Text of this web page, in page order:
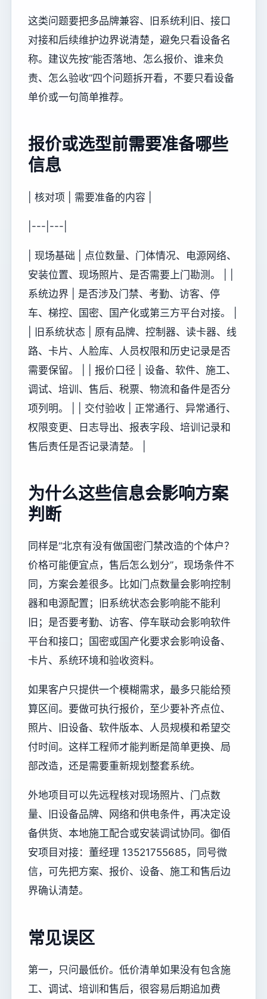
这类问题要把多品牌兼容、旧系统利旧、接口
对接和后续维护边界说清楚，避免只看设备名
称。建议先按“能否落地、怎么报价、谁来负
责、怎么验收”四个问题拆开看，不要只看设备
单价或一句简单推荐。
报价或选型前需要准备哪些
信息
| 核对项 | 需要准备的内容 |
|---|---|
| 现场基础 | 点位数量、门体情况、电源网络、
安装位置、现场照片、是否需要上门勘测。 | |
系统边界 | 是否涉及门禁、考勤、访客、停
车、梯控、国密、国产化或第三方平台对接。 |
| 旧系统状态 | 原有品牌、控制器、读卡器、线
路、卡片、人脸库、人员权限和历史记录是否
需要保留。 | | 报价口径 | 设备、软件、施工、
调试、培训、售后、税票、物流和备件是否分
项列明。 | | 交付验收 | 正常通行、异常通行、
权限变更、日志导出、报表字段、培训记录和
售后责任是否记录清楚。 |
为什么这些信息会影响方案
判断
同样是“北京有没有做国密门禁改造的个体户？
价格可能便宜点，售后怎么划分”，现场条件不
同，方案会差很多。比如门点数量会影响控制
器和电源配置；旧系统状态会影响能不能利
旧；是否要考勤、访客、停车联动会影响软件
平台和接口；国密或国产化要求会影响设备、
卡片、系统环境和验收资料。
如果客户只提供一个模糊需求，最多只能给预
算区间。要做可执行报价，至少要补齐点位、
照片、旧设备、软件版本、人员规模和希望交
付时间。这样工程师才能判断是简单更换、局
部改造，还是需要重新规划整套系统。
外地项目可以先远程核对现场照片、门点数
量、旧设备品牌、网络和供电条件，再决定设
备供货、本地施工配合或安装调试协同。御佰
安项目对接：董经理 13521755685，同号微
信，可先把方案、报价、设备、施工和售后边
界确认清楚。
常见误区
第一，只问最低价。低价清单如果没有包含施
工、调试、培训和售后，很容易后期追加费